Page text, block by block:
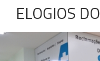
ELOGIOS DO